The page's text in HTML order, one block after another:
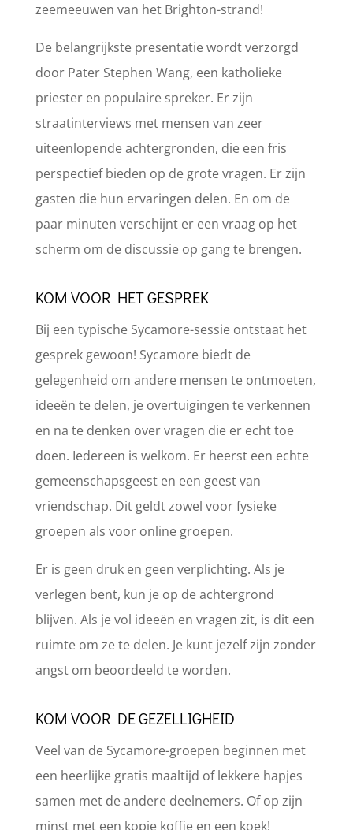
zeemeeuwen van het Brighton-strand!
De belangrijkste presentatie wordt verzorgd
door Pater Stephen Wang, een katholieke
priester en populaire spreker. Er zijn
straatinterviews met mensen van zeer
uiteenlopende achtergronden, die een fris
perspectief bieden op de grote vragen. Er zijn
gasten die hun ervaringen delen. En om de
paar minuten verschijnt er een vraag op het
scherm om de discussie op gang te brengen.
KOM VOOR HET GESPREK
Bij een typische Sycamore-sessie ontstaat het
gesprek gewoon! Sycamore biedt de
gelegenheid om andere mensen te ontmoeten,
ideeën te delen, je overtuigingen te verkennen
en na te denken over vragen die er echt toe
doen. Iedereen is welkom. Er heerst een echte
gemeenschapsgeest en een geest van
vriendschap. Dit geldt zowel voor fysieke
groepen als voor online groepen.
Er is geen druk en geen verplichting. Als je
verlegen bent, kun je op de achtergrond
blijven. Als je vol ideeën en vragen zit, is dit een
ruimte om ze te delen. Je kunt jezelf zijn zonder
angst om beoordeeld te worden.
KOM VOOR DE GEZELLIGHEID
Veel van de Sycamore-groepen beginnen met
een heerlijke gratis maaltijd of lekkere hapjes
samen met de andere deelnemers. Of op zijn
minst met een kopje koffie en een koek!